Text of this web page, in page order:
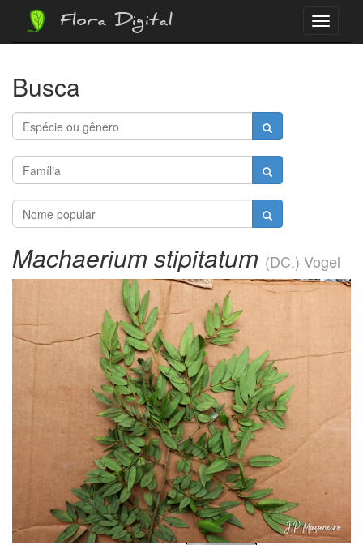
Menu
Flora Digital
Busca
Machaerium stipitatum (DC.) Vogel